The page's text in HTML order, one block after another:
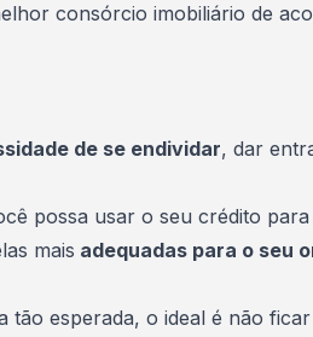
consórcio imobiliário de
de se endividar, dar
possa usar o seu crédito
mais adequadas para o seu
esperada, o ideal é não